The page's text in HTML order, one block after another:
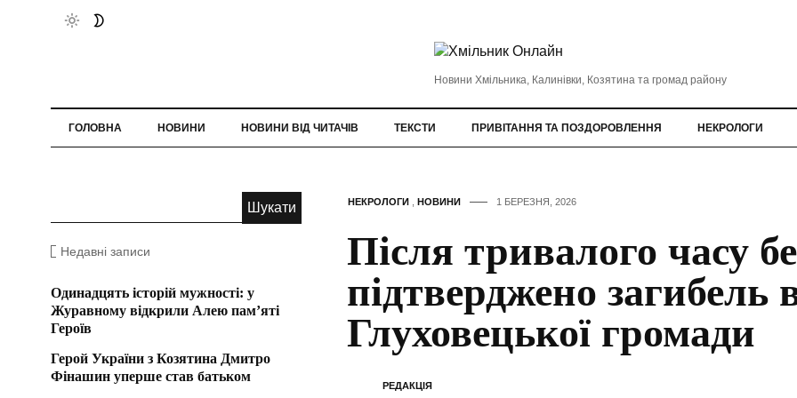
Новини Хмільника, Калинівки, Козятина та громад району
ГОЛОВНА НОВИНИ НОВИНИ ВІД ЧИТАЧІВ ТЕКСТИ ПРИВІТАННЯ ТА ПОЗДОРОВЛЕННЯ НЕКРОЛОГИ
НЕКРОЛОГИ, НОВИНИ 1 БЕРЕЗНЯ, 2026
Після тривалого часу
підтверджено загибель
Глуховецької громади
РЕДАКЦІЯ
Недавні записи
Одинадцять історій мужності: у
Журавному відкрили Алею пам’яті
Героїв
Герой України з Козятина Дмитро
Фінашин уперше став батьком